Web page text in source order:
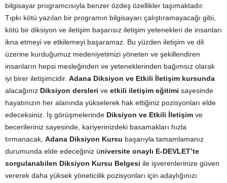
bilgisayar programcısıyla benzer özdeş özellikler taşımaktadır.
Tıpkı kötü yazılan bir programın bilgisayarı çalıştıramayacağı gibi,
kötü bir diksiyon ve iletişim başarısız iletişim yetenekleri de insanları
ikna etmeyi ve etkilemeyi başaramaz. Bu yüzden iletişim ve dil
üzerine kurduğumuz medeniyetimizi yöneten ve şekillendiren
insanların hepsi mesleğinden ve yeteneklerinden bağımsız olarak
iyi birer iletişimcidir. Adana Diksiyon ve Etkili İletişim kursunda
alacağınız Diksiyon dersleri ve etkili iletişim eğitimi sayesinde
hayatınızın her alanında yükselerek hak ettiğiniz pozisyonları elde
edeceksiniz. İş görüşmelerinde Diksiyon ve Etkili İletişim ve
becerileriniz sayesinde, kariyerinizdeki basamakları hızla
tırmanacak, Adana Diksiyon Kursu başarıyla tamamlamanız
durumunda elde edeceğiniz üniversite onaylı E-DEVLET’te
sorgulanabilen Diksiyon Kursu Belgesi ile işverenlerinize güven
vererek daha yüksek yöneticilik pozisyonları için adaylığınızı